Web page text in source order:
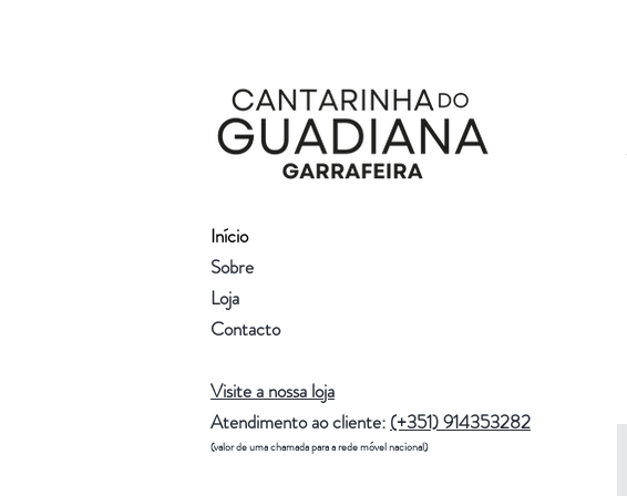
Início
Sobre
Loja
Contacto
Visite a nossa loja
Atendimento ao cliente: (+351) 914353282
(valor de uma chamada para a rede móvel nacional)